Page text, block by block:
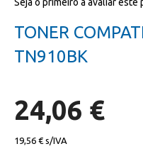
o
galeria
de
para
início
da
galeria
Seja o primeiro a avaliar este
TONER
TN910BK
24,06 €
19,56 €